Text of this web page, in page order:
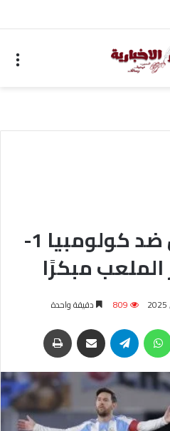
تعادل الأرجنتين ضد كولومبيا 1-
809 دقيقة واحدة
ماسنجر واتساب تيلقرام مشاركة عبر البريد